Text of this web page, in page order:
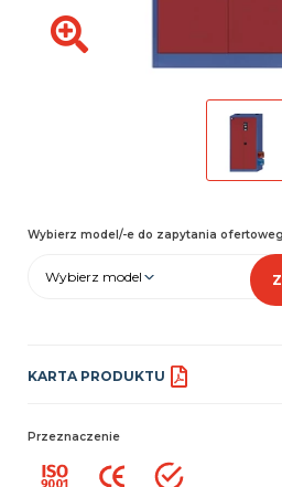
Wybierz model/-e do zapytania
Wybierz model
KARTA PRODUKTU
Przeznaczenie